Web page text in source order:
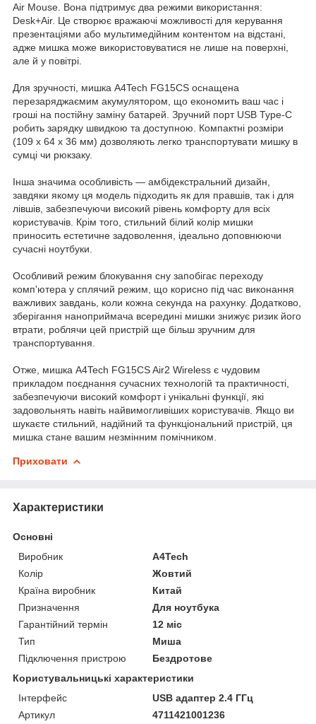
Air Mouse. Вона підтримує два режими використання:
Desk+Air. Це створює вражаючі можливості для керування
презентаціями або мультимедійним контентом на відстані,
адже мишка може використовуватися не лише на поверхні,
але й у повітрі.
Для зручності, мишка A4Tech FG15CS оснащена
перезаряджаємим акумулятором, що економить ваш час і
гроші на постійну заміну батарей. Зручний порт USB Type-C
робить зарядку швидкою та доступною. Компактні розміри
(109 х 64 х 36 мм) дозволяють легко транспортувати мишку в
сумці чи рюкзаку.
Інша значима особливість — амбідекстральний дизайн,
завдяки якому ця модель підходить як для правшів, так і для
лівшів, забезпечуючи високий рівень комфорту для всіх
користувачів. Крім того, стильний білий колір мишки
приносить естетичне задоволення, ідеально доповнюючи
сучасні ноутбуки.
Особливий режим блокування сну запобігає переходу
комп'ютера у сплячий режим, що корисно під час виконання
важливих завдань, коли кожна секунда на рахунку. Додатково,
зберігання наноприймача всередині мишки знижує ризик його
втрати, роблячи цей пристрій ще більш зручним для
транспортування.
Отже, мишка A4Tech FG15CS Air2 Wireless є чудовим
прикладом поєднання сучасних технологій та практичності,
забезпечуючи високий комфорт і унікальні функції, які
задовольнять навіть найвимогливіших користувачів. Якщо ви
шукаєте стильний, надійний та функціональний пристрій, ця
мишка стане вашим незмінним помічником.
Приховати
Характеристики
Основні
Виробник
A4Tech
Колір
Жовтий
Країна виробник
Китай
Призначення
Для ноутбука
Гарантійний термін
12 міс
Тип
Миша
Підключення пристрою
Бездротове
Користувальницькі характеристики
Інтерфейс
USB адаптер 2.4 ГГц
Артикул
4711421001236